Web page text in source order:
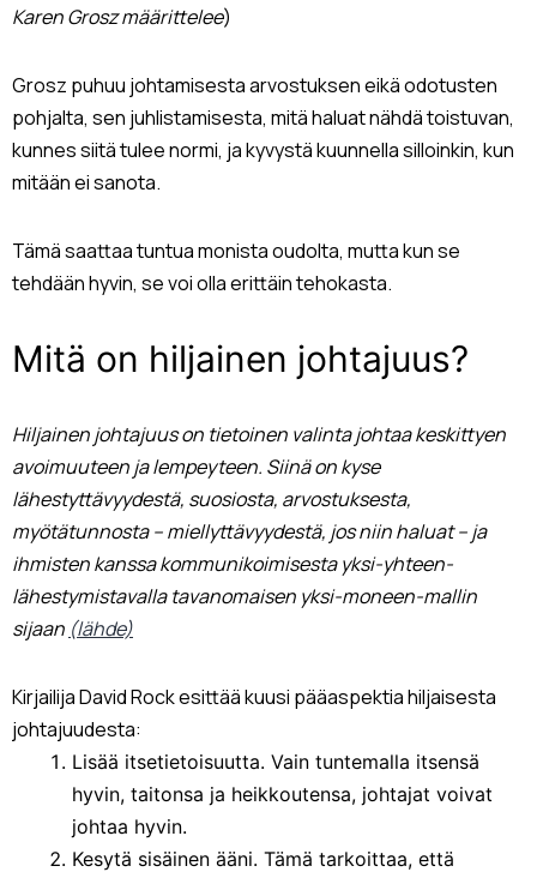
Karen Grosz määrittelee)
Grosz puhuu johtamisesta arvostuksen eikä odotusten
pohjalta, sen juhlistamisesta, mitä haluat nähdä toistuvan,
kunnes siitä tulee normi, ja kyvystä kuunnella silloinkin, kun
mitään ei sanota.
Tämä saattaa tuntua monista oudolta, mutta kun se
tehdään hyvin, se voi olla erittäin tehokasta.
Mitä on hiljainen johtajuus?
Hiljainen johtajuus on tietoinen valinta johtaa keskittyen
avoimuuteen ja lempeyteen. Siinä on kyse
lähestyttävyydestä, suosiosta, arvostuksesta,
myötätunnosta – miellyttävyydestä, jos niin haluat – ja
ihmisten kanssa kommunikoimisesta yksi-yhteen-
lähestymistavalla tavanomaisen yksi-moneen-mallin
sijaan (lähde)
Kirjailija David Rock esittää kuusi pääaspektia hiljaisesta
johtajuudesta:
Lisää itsetietoisuutta. Vain tuntemalla itsensä
hyvin, taitonsa ja heikkoutensa, johtajat voivat
johtaa hyvin.
Kesytä sisäinen ääni. Tämä tarkoittaa, että